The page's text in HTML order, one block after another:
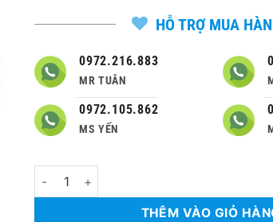
HỖ TRỢ MUA
0972.216.883
MR TUÂN
0972.105.862
MS YẾN
Số lượng
THÊM VÀO GIỎ